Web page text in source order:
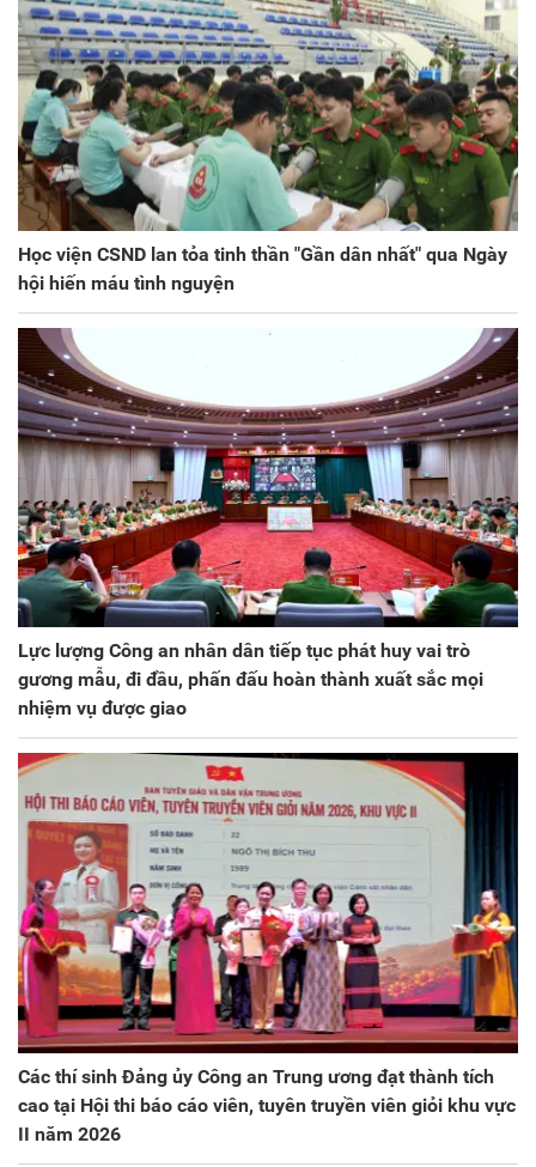
Học viện CSND lan tỏa tinh thần "Gần dân nhất" qua Ngày
hội hiến máu tình nguyện
Lực lượng Công an nhân dân tiếp tục phát huy vai trò
gương mẫu, đi đầu, phấn đấu hoàn thành xuất sắc mọi
nhiệm vụ được giao
Các thí sinh Đảng ủy Công an Trung ương đạt thành tích
cao tại Hội thi báo cáo viên, tuyên truyền viên giỏi khu vực
II năm 2026